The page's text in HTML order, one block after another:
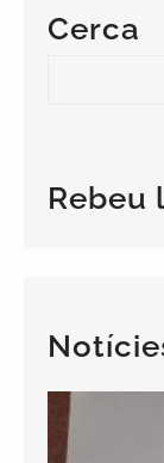
Cerca
hRebeu